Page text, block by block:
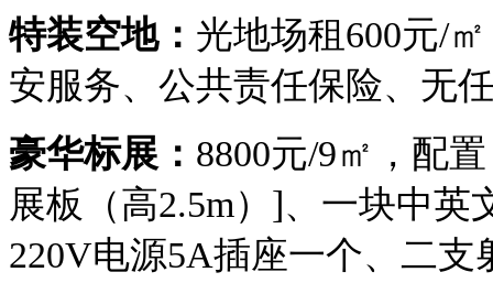
特装空地： 光地场租 600元/
安服务、公共责任保险、无
豪华标展： 8800元/9㎡，配
展板（高2.5m）]、一块中
220V电源5A插座一个、二